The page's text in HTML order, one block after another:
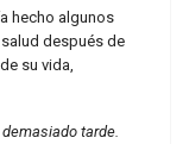
hecho algunos
después de
su vida,
tarde.